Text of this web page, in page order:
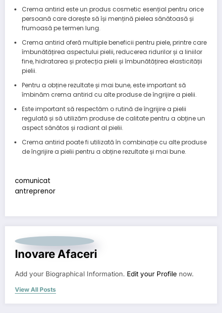
Crema antirid este un produs cosmetic esențial pentru orice
persoană care dorește să își mențină pielea sănătoasă și
frumoasă pe termen lung.
Crema antirid oferă multiple beneficii pentru piele, printre care
îmbunătățirea aspectului pielii, reducerea ridurilor și a liniilor
fine, hidratarea și protecția pielii și îmbunătățirea elasticității
pielii.
Pentru a obține rezultate și mai bune, este important să
îmbinăm crema antirid cu alte produse de îngrijire a pielii.
Este important să respectăm o rutină de îngrijire a pielii
regulată și să utilizăm produse de calitate pentru a obține un
aspect sănătos și radiant al pielii.
Crema antirid poate fi utilizată în combinație cu alte produse
de îngrijire a pielii pentru a obține rezultate și mai bune.
comunicat
antreprenor
Inovare Afaceri
Add your Biographical Information. Edit your Profile now.
View All Posts